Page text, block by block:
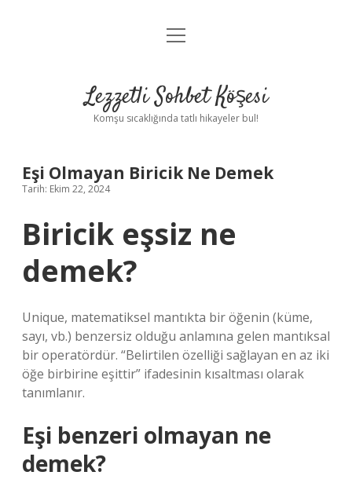
Anasayfa
Yasal Uyarı
menüyü
Lezzetli Sohbet Köşesi
Komşu sıcaklığında tatlı hikayeler bul!
Eşi Olmayan Biricik Ne Demek
Tarih: Ekim 22, 2024
Biricik eşsiz ne
demek?
Unique, matematiksel mantıkta bir öğenin (küme,
sayı, vb.) benzersiz olduğu anlamına gelen mantıksal
bir operatördür. “Belirtilen özelliği sağlayan en az iki
öğe birbirine eşittir” ifadesinin kısaltması olarak
tanımlanır.
Eşi benzeri olmayan ne
demek?